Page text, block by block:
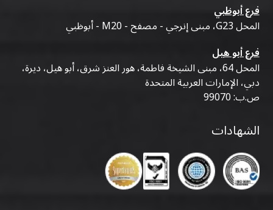
فرع أبوظبي
المحل G23، مبنى إنرجي - مصفح - M20 - أبوظبي
فرع أبو هيل
المحل 64، مبنى الشيخة فاطمة، هور العنز شرق، أبو هيل، ديرة،
دبي، الإمارات العربية المتحدة
ص.ب: 99070
الشهادات